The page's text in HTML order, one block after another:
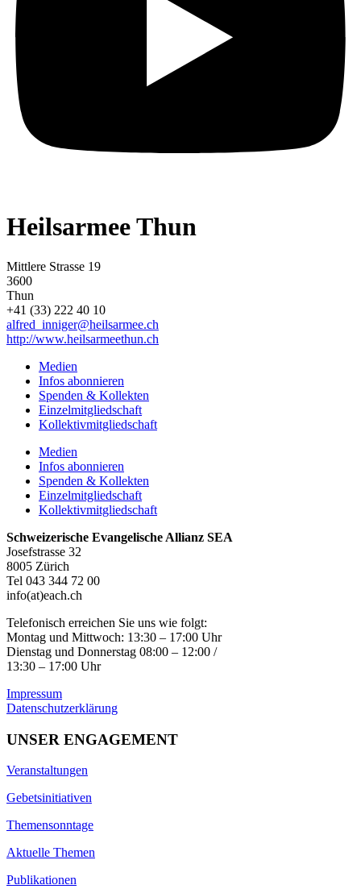
Heilsarmee Thun
Mittlere Strasse 19
3600
Thun
+41 (33) 222 40 10
alfred_inniger@heilsarmee.ch
http://www.heilsarmeethun.ch
Medien
Infos abonnieren
Spenden & Kollekten
Einzelmitgliedschaft
Kollektivmitgliedschaft
Medien
Infos abonnieren
Spenden & Kollekten
Einzelmitgliedschaft
Kollektivmitgliedschaft
Schweizerische Evangelische Allianz SEA
Josefstrasse 32
8005 Zürich
Tel 043 344 72 00
info(at)each.ch
Telefonisch erreichen Sie uns wie folgt:
Montag und Mittwoch: 13:30 – 17:00 Uhr
Dienstag und Donnerstag 08:00 – 12:00 /
13:30 – 17:00 Uhr
Impressum
Datenschutzerklärung
UNSER ENGAGEMENT
Veranstaltungen
Gebetsinitiativen
Themensonntage
Aktuelle Themen
Publikationen